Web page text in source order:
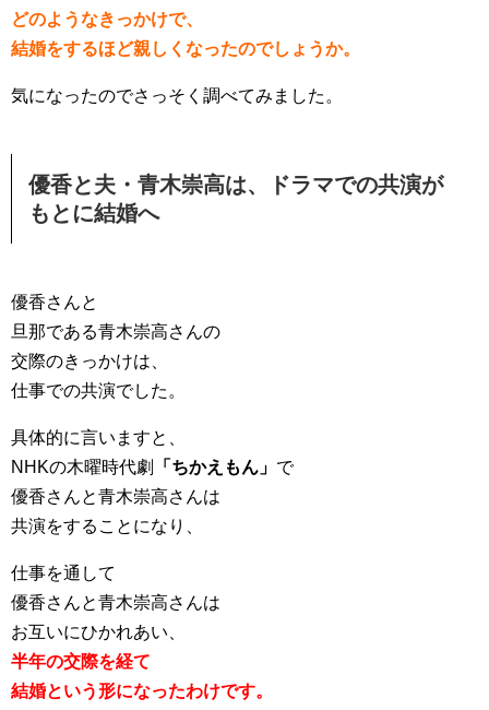
どのようなきっかけで、
結婚をするほど親しくなったのでしょうか。
気になったのでさっそく調べてみました。
優香と夫・青木崇高は、ドラマでの共演が
もとに結婚へ
優香さんと
旦那である青木崇高さんの
交際のきっかけは、
仕事での共演でした。
具体的に言いますと、
NHKの木曜時代劇
「ちかえもん」 で
優香さんと青木崇高さんは
共演をすることになり、
仕事を通して
優香さんと青木崇高さんは
お互いにひかれあい、
半年の交際を経て
結婚という形になったわけです。